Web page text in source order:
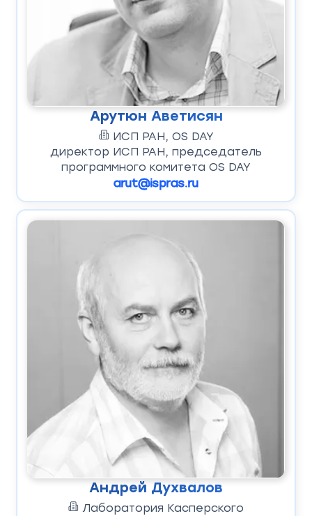
Арутюн Аветисян
ИСП РАН, OS DAY
директор ИСП РАН, председатель
программного комитета OS DAY
arut@ispras.ru
Андрей Духвалов
Лаборатория Касперского